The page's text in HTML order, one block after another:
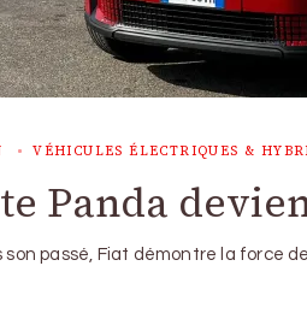
VÉHICULES ÉLECTRIQUES &
Panda
son passé, Fiat démontre la force